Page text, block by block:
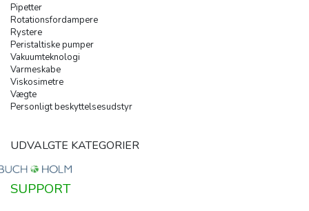
Pipetter
Rotationsfordampere
Rystere
Peristaltiske pumper
Vakuumteknologi
Varmeskabe
Viskosimetre
Vægte
Personligt beskyttelsesudstyr
UDVALGTE KATEGORIER
SUPPORT